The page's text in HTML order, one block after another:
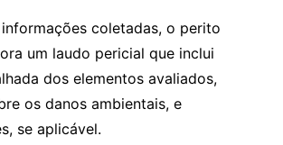
coletadas, o perito
um laudo pericial que inclui
dos elementos avaliados,
os danos ambientais, e
se aplicável.